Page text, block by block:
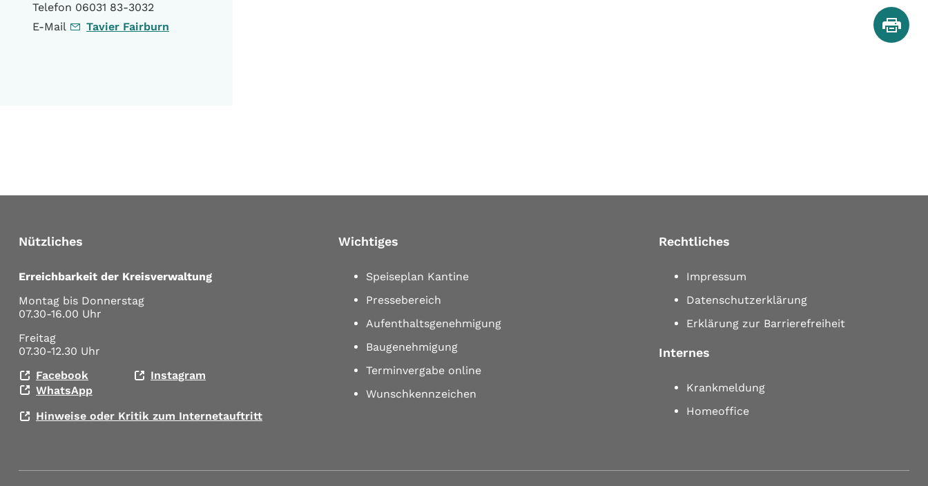
Telefon 06031 83-3032
E-Mail
Tavier Fairburn
Nützliches
Erreichbarkeit der Kreisverwaltung
Montag bis Donnerstag
07.30-16.00 Uhr
Freitag
07.30-12.30 Uhr
Facebook
Instagram
WhatsApp
Hinweise oder Kritik zum Internetauftritt
Wichtiges
Speiseplan Kantine
Pressebereich
Aufenthaltsgenehmigung
Baugenehmigung
Terminvergabe online
Wunschkennzeichen
Rechtliches
Impressum
Datenschutzerklärung
Erklärung zur Barrierefreiheit
Internes
Krankmeldung
Homeoffice